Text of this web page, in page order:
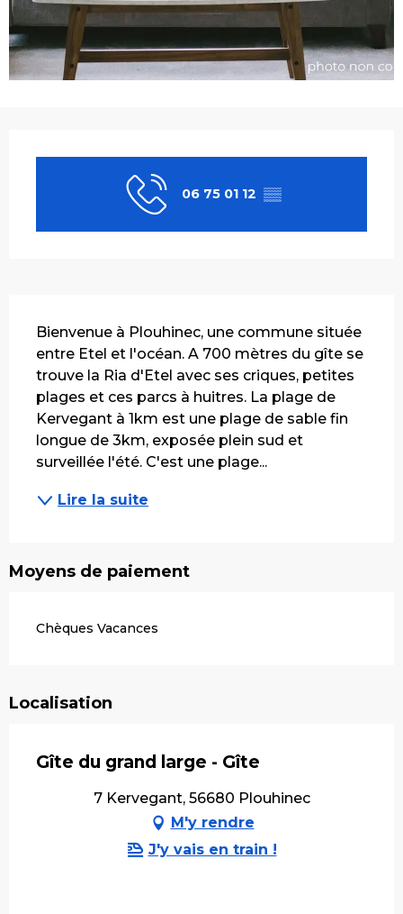
06 75 01 12 ▒▒
Bienvenue à Plouhinec, une commune située
entre Etel et l'océan. A 700 mètres du gîte se
trouve la Ria d'Etel avec ses criques, petites
plages et ces parcs à huitres. La plage de
Kervegant à 1km est une plage de sable fin
longue de 3km, exposée plein sud et
surveillée l'été. C'est une plage...
Lire la suite
Moyens de paiement
Chèques Vacances
Localisation
Gîte du grand large - Gîte
7 Kervegant, 56680 Plouhinec
M'y rendre
J'y vais en train !